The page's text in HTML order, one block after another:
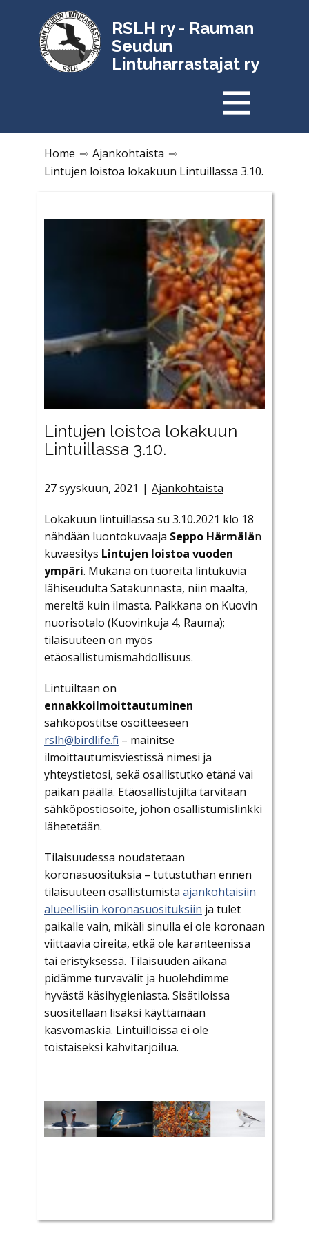
RSLH ry - Rauman
Seudun
Lintuharrastajat ry
Home ⇾ Ajankohtaista ⇾
Lintujen loistoa lokakuun Lintuillassa 3.10.
Lintujen loistoa lokakuun
Lintuillassa 3.10.
27 syyskuun, 2021 Ajankohtaista
Lokakuun lintuillassa su 3.10.2021 klo 18
nähdään luontokuvaaja Seppo Härmälän
kuvaesitys Lintujen loistoa vuoden
ympäri. Mukana on tuoreita lintukuvia
lähiseudulta Satakunnasta, niin maalta,
mereltä kuin ilmasta. Paikkana on Kuovin
nuorisotalo (Kuovinkuja 4, Rauma);
tilaisuuteen on myös
etäosallistumismahdollisuus.
Lintuiltaan on
ennakkoilmoittautuminen
sähköpostitse osoitteeseen
rslh@birdlife.fi – mainitse
ilmoittautumisviestissä nimesi ja
yhteystietosi, sekä osallistutko etänä vai
paikan päällä. Etäosallistujilta tarvitaan
sähköpostiosoite, johon osallistumislinkki
lähetetään.
Tilaisuudessa noudatetaan
koronasuosituksia – tutustuthan ennen
tilaisuuteen osallistumista ajankohtaisiin
alueellisiin koronasuosituksiin ja tulet
paikalle vain, mikäli sinulla ei ole koronaan
viittaavia oireita, etkä ole karanteenissa
tai eristyksessä. Tilaisuuden aikana
pidämme turvavälit ja huolehdimme
hyvästä käsihygieniasta. Sisätiloissa
suositellaan lisäksi käyttämään
kasvomaskia. Lintuilloissa ei ole
toistaiseksi kahvitarjoilua.